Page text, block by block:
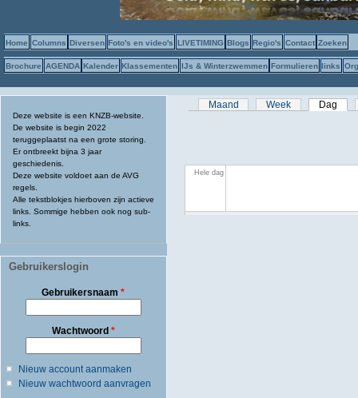
Home Columns Diversen Foto's en video's LIVETIMING Blogs Regio's Contact Zoeken
Brochure AGENDA Kalender Klassementen IJs & Winterzwemmen Formulieren links
Deze website is een KNZB-website.
De website is begin 2022
teruggeplaatst na een grote storing.
Er ontbreekt bijna 3 jaar
geschiedenis.
Deze website voldoet aan de AVG
regels.
Alle tekstblokjes hierboven zijn actieve
links. Sommige hebben ook nog sub-
links.
Gebruikerslogin
Gebruikersnaam*
Wachtwoord *
Nieuw account aanmaken
Nieuw wachtwoord aanvragen
Primaire tabs
Maand Week Dag
Hele dag